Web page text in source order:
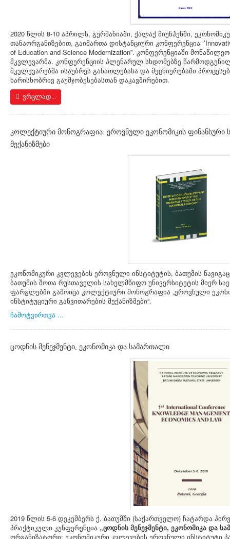
2020 წლის 8-10 აპრილს, გერმანიაში, ქალაქ მიუნჰენში,
თანაორგანიზებით, გაიმართა დისტანციური კონფერენცია
of Education and Science Modernization”. კონფერენციაში
მკვლევარმა. კონფერენციის პლენარულ სხდომებზე
მკვლევარებმა ისაუბრეს განათლებასა და მეცნიერებაში
ხარისხობრივ გაუმჯობესებასთან დაკავშირებით.
ვრცლად...
კოლექტიური მონოგრაფია: ეროვნული ეკონომიკის ფინანსური
მექანიზმები
ეკონომიკური კვლევების ეროვნული ინსტიტუტის, ბათუმის
ბათუმის შოთა რუსთაველის სახელმწიფო უნივერსიტეტის მიერ
ფარგლებში გამოიცა კოლექტიური მონოგრაფია „ეროვნული
ინსტიტუციური განვითარების მექანიზმები“.
ჩამოტვირთვა ...
ცოდნის მენეჯმენტი, ეკონომიკა და სამართალი
2019 წლის 5-6 დეკემბერს ქ. ბათუმში (საქართველო) ჩატარდა
პრაქტიკული კუნფერენცია „ცოდნის მენეჯმენტი, ეკონომიკა და
ორგანიზატორი: ეკონომიკური კვლევების ეროვნული ინსტიტუტი